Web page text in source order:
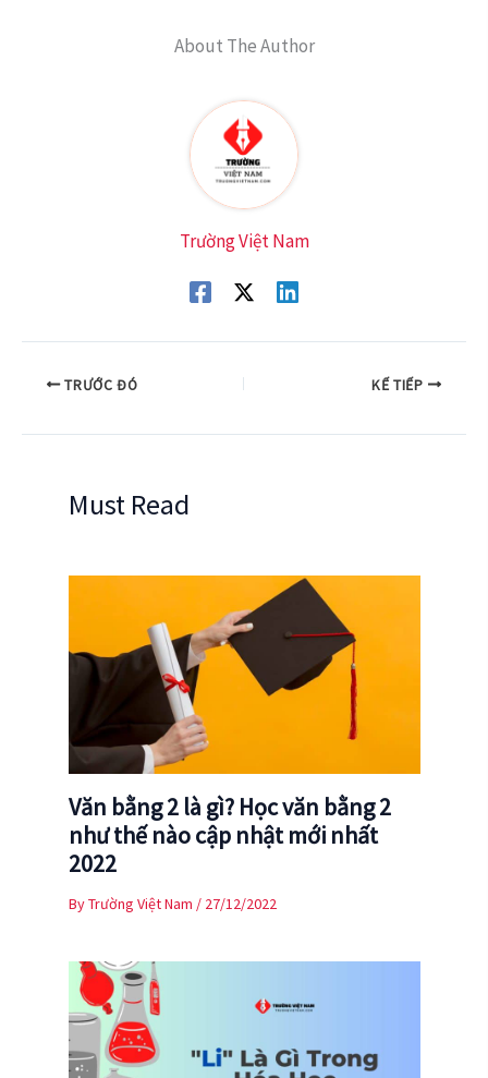
About The Author
Trường Việt Nam
TRƯỚC ĐÓ KẾ TIẾP
Must Read
Văn bằng 2 là gì? Học văn bằng 2
như thế nào cập nhật mới nhất
2022
ByTrường Việt Nam / 27/12/2022